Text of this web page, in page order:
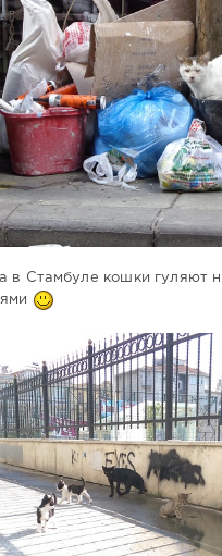
в Стамбуле кошки гуляют